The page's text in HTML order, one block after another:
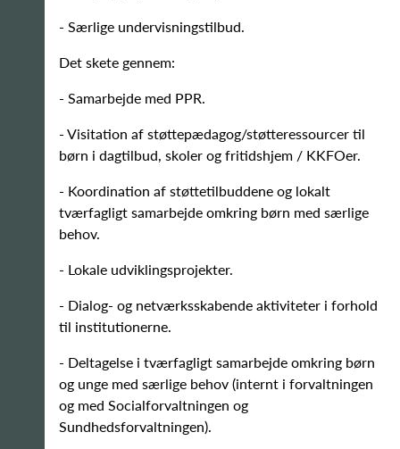
- Særlige undervisningstilbud.
Det skete gennem:
- Samarbejde med PPR.
- Visitation af støttepædagog/støtteressourcer til
børn i dagtilbud, skoler og fritidshjem / KKFOer.
- Koordination af støttetilbuddene og lokalt
tværfagligt samarbejde omkring børn med særlige
behov.
- Lokale udviklingsprojekter.
- Dialog- og netværksskabende aktiviteter i forhold
til institutionerne.
- Deltagelse i tværfagligt samarbejde omkring børn
og unge med særlige behov (internt i forvaltningen
og med Socialforvaltningen og
Sundhedsforvaltningen).